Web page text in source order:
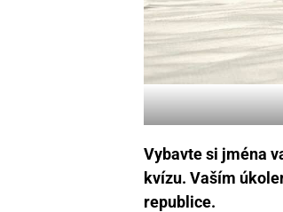
Vybavte si jména
kvízu. Vaším
republice.